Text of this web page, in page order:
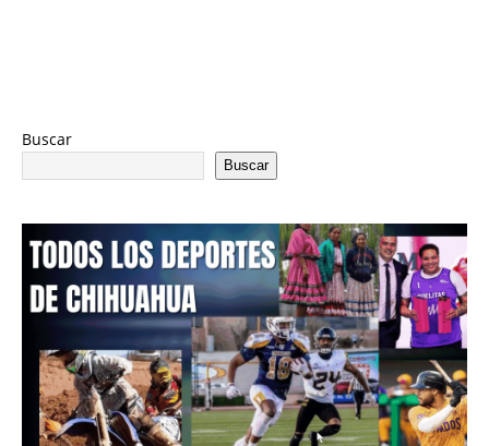
Buscar
Buscar